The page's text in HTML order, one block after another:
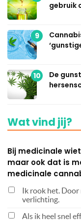
gebruik
9
10
De
Wat vind jij?
Bij medicinale
maar ook dat is
medicinale
Ik rook het.
verlichting.
Als ik heel snel